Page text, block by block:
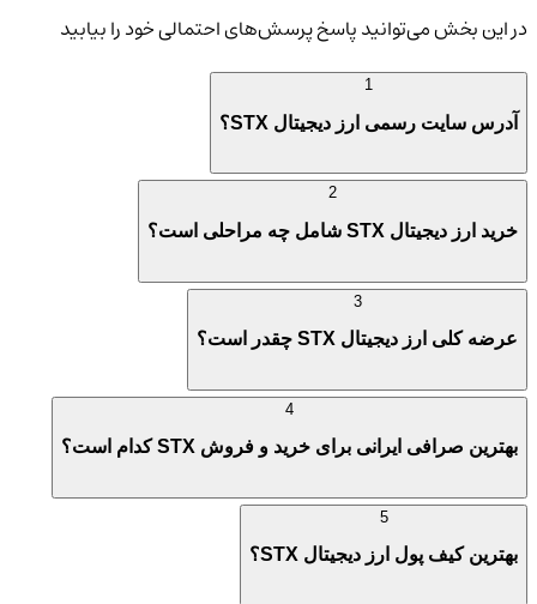
در این بخش می‌توانید پاسخ پرسش‌های احتمالی خود را بیابید
آدرس سایت رسمی ارز دیجیتال STX؟
خرید ارز دیجیتال STX شامل چه مراحلی است؟
عرضه کلی ارز دیجیتال STX چقدر است؟
بهترین صرافی ایرانی برای خرید و فروش STX کدام است؟
بهترین کیف پول ارز دیجیتال STX؟